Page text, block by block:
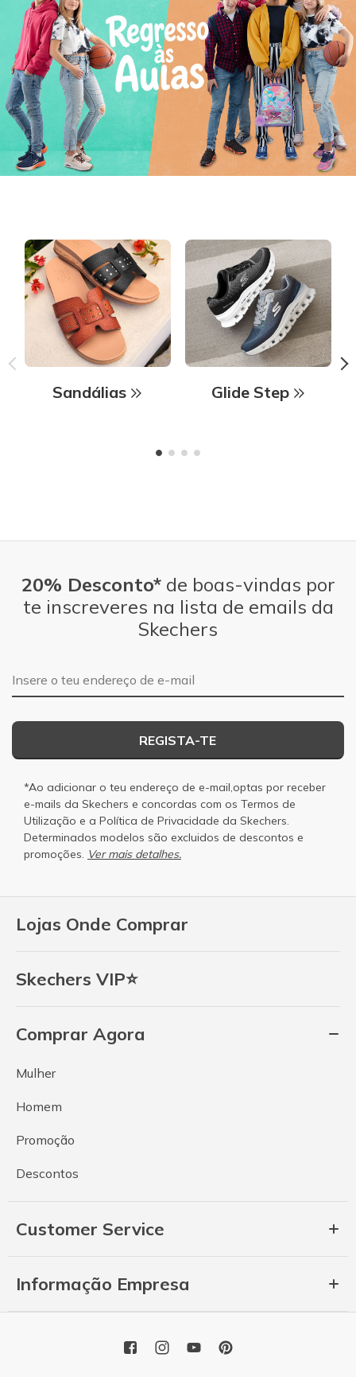
Sandálias Glide Step
Lojas Onde Comprar
Skechers VIP⭐
Comprar Agora
Mulher
Homem
Promoção
Descontos
Customer Service
Informação Empresa
20% Desconto*de boas-vindas por
te inscreveres na lista de emails da
Skechers
Endereço de e-mail
REGISTA-TE
*Ao adicionar o teu endereço de e-mail,optas por receber
e-mails da Skechers e concordas com os Termos de
Utilização e a Política de Privacidade da Skechers.
Determinados modelos são excluidos de descontos e
promoções. Ver mais detalhes.